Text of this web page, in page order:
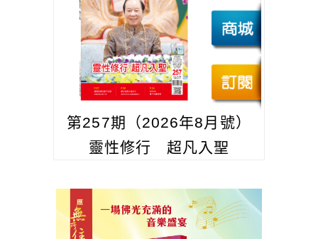
第257期（2026年8月號）
靈性修行 超凡入聖